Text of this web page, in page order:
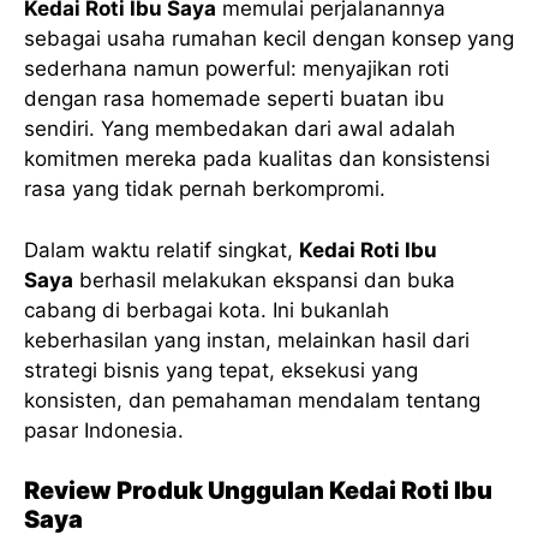
Kedai Roti Ibu Saya memulai perjalanannya
sebagai usaha rumahan kecil dengan konsep yang
sederhana namun powerful: menyajikan roti
dengan rasa homemade seperti buatan ibu
sendiri. Yang membedakan dari awal adalah
komitmen mereka pada kualitas dan konsistensi
rasa yang tidak pernah berkompromi.
Dalam waktu relatif singkat, Kedai Roti Ibu
Saya berhasil melakukan ekspansi dan buka
cabang di berbagai kota. Ini bukanlah
keberhasilan yang instan, melainkan hasil dari
strategi bisnis yang tepat, eksekusi yang
konsisten, dan pemahaman mendalam tentang
pasar Indonesia.
Review Produk Unggulan Kedai Roti Ibu
Saya